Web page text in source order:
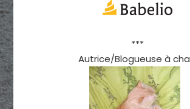
***
Autrice/Blogueuse à